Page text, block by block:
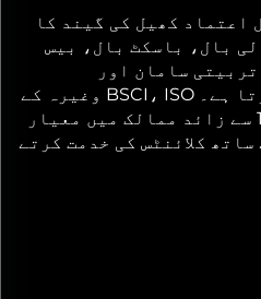
سے قابل اعتماد کھیل کی گیند کا
بال، باسکٹ بال، بیس
سامان اور
OEM/ODM خدمات پیش کرتا ہے۔ BSCI، ISO وغیرہ کے
سرٹیفکیٹ یافتہ، ہم 150 سے زائد ممالک میں معیار
کلائنٹس کی خدمت کرتے